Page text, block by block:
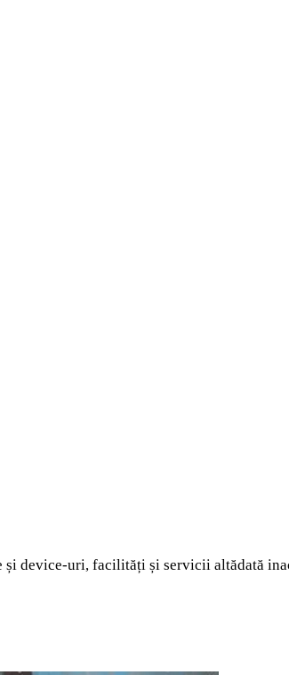
device-uri, facilități și servicii altădată